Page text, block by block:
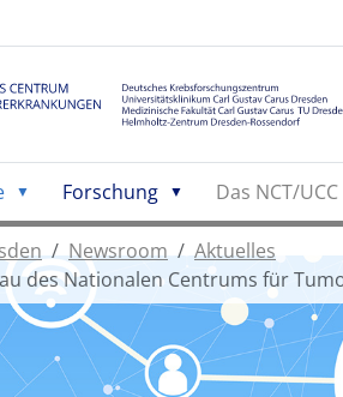
Forschung Das NCT/
Newsroom
Aktuelles
des Nationalen Centrums für